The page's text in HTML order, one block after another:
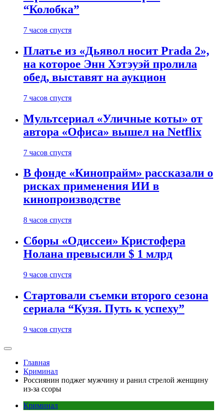
“Колобка”
7 часов спустя
Платье из «Дьявол носит Prada 2»,
на которое Энн Хэтэуэй пролила
обед, выставят на аукцион
7 часов спустя
Мультсериал «Уличные коты» от
автора «Офиса» вышел на Netflix
7 часов спустя
В фонде «Кинопрайм» рассказали о
рисках применения ИИ в
кинопроизводстве
8 часов спустя
Сборы «Одиссеи» Кристофера
Нолана превысили $ 1 млрд
9 часов спустя
Стартовали съемки второго сезона
сериала “Кузя. Путь к успеху”
9 часов спустя
Главная
Криминал
Россиянин поджег мужчину и ранил стрелой женщину
из-за ссоры
Криминал